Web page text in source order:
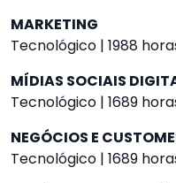
MARKETING
Tecnológico | 1988
MÍDIAS SOCIAIS
Tecnológico | 1689
NEGÓCIOS E
Tecnológico | 1689